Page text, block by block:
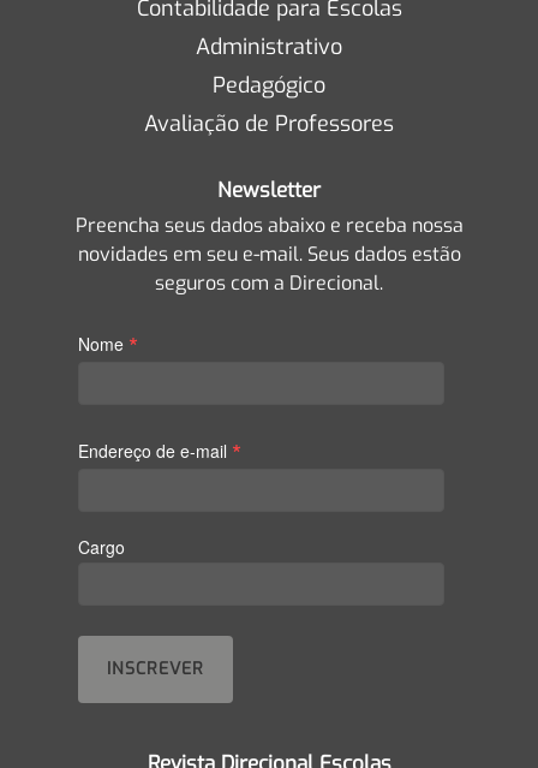
Contabilidade para Escolas
Administrativo
Pedagógico
Avaliação de Professores
Newsletter
Preencha seus dados abaixo e receba nossa
novidades em seu e-mail. Seus dados estão
seguros com a Direcional.
Nome *
Endereço de e-mail *
Cargo